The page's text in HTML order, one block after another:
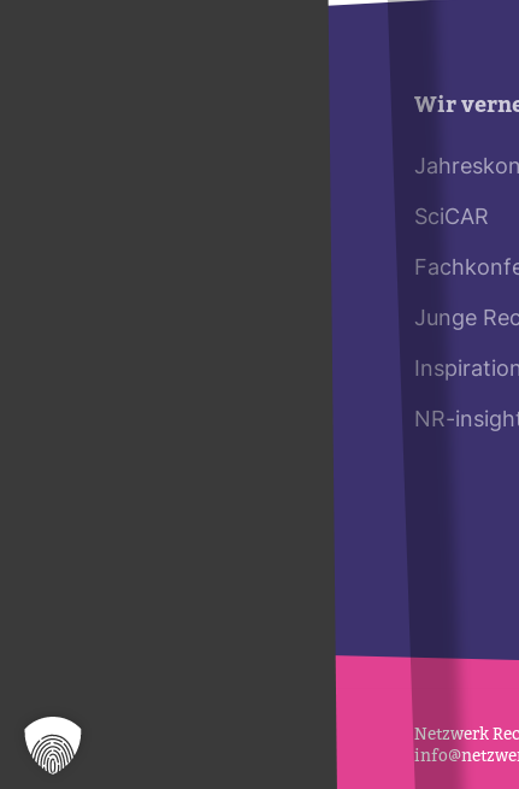
Wir
SciCAR
Junge
NR-
Netz­werk